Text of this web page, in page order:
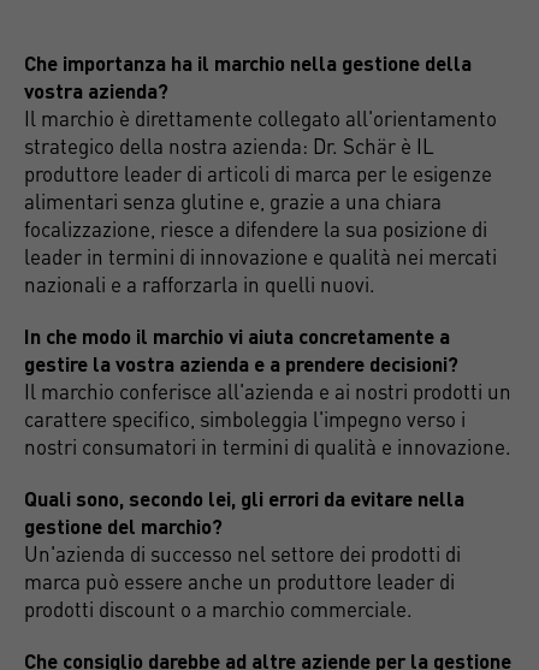
Che importanza ha il marchio nella gestione della
vostra azienda?
Il marchio è direttamente collegato all'orientamento
strategico della nostra azienda: Dr. Schär è IL
produttore leader di articoli di marca per le esigenze
alimentari senza glutine e, grazie a una chiara
focalizzazione, riesce a difendere la sua posizione di
leader in termini di innovazione e qualità nei mercati
nazionali e a rafforzarla in quelli nuovi.
In che modo il marchio vi aiuta concretamente a
gestire la vostra azienda e a prendere decisioni?
Il marchio conferisce all'azienda e ai nostri prodotti un
carattere specifico, simboleggia l'impegno verso i
nostri consumatori in termini di qualità e innovazione.
Quali sono, secondo lei, gli errori da evitare nella
gestione del marchio?
Un'azienda di successo nel settore dei prodotti di
marca può essere anche un produttore leader di
prodotti discount o a marchio commerciale.
Che consiglio darebbe ad altre aziende per la gestione